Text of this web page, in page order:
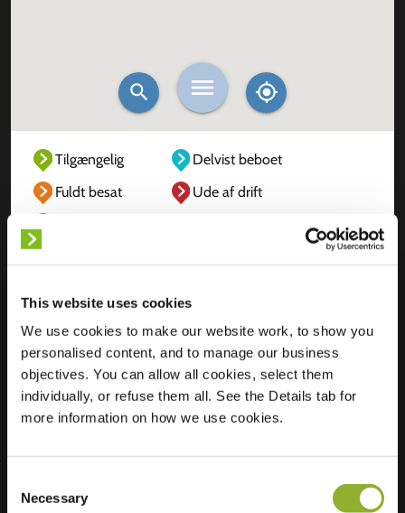
This website uses cookies
We use cookies to make our website work, to show you
personalised content, and to manage our business
objectives. You can allow all cookies, select them
individually, or refuse them all. See the Details tab for
more information on how we use cookies.
Selection
Necessary
Tilgængelig
Delvist beboet
Fuldt besat
Ude af drift
Beliggenhed
Händelstraat 68
5216 DA s-
Hertogenbosch
Holland
2 of 2 available